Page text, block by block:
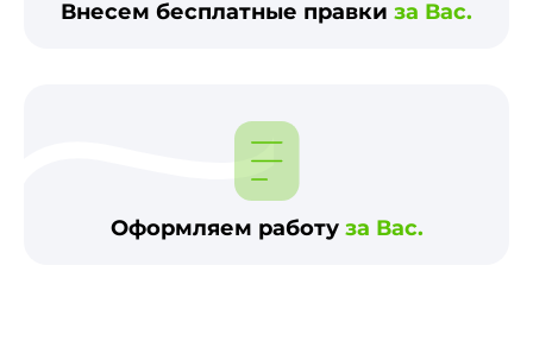
Внесем бесплатные правки за Вас.
Оформляем работу за Вас.